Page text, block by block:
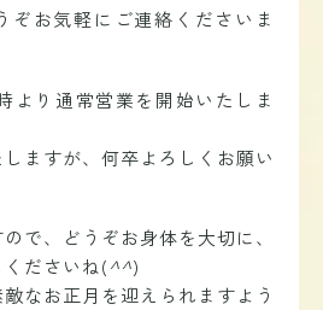
ぞお気軽にご連絡くださいま
より通常営業を開始いたしま
ますが、何卒よろしくお願い
で、どうぞお身体を大切に、
ださいね(^^)
なお正月を迎えられますよう